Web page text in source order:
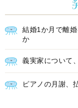
結婚1か月で離
か
義実家について
ピアノの月謝、